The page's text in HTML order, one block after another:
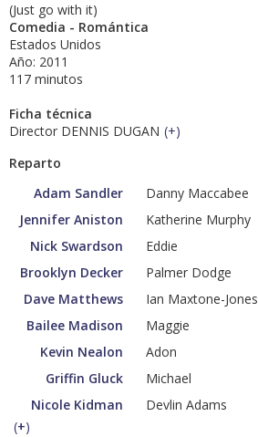
(Just go with it)
Comedia - Romántica
Estados Unidos
Año: 2011
117 minutos
Ficha técnica
Director DENNIS DUGAN (+)
Reparto
Adam Sandler
Danny Maccabee
Jennifer Aniston
Katherine Murphy
Nick Swardson
Eddie
Brooklyn Decker
Palmer Dodge
Dave Matthews
Ian Maxtone-Jones
Bailee Madison
Maggie
Kevin Nealon
Adon
Griffin Gluck
Michael
Nicole Kidman
Devlin Adams
(+)